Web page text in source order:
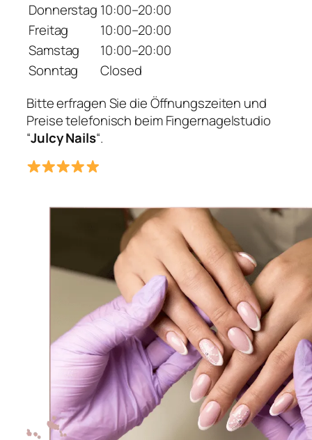
Donnerstag 10:00–20:00
Freitag
10:00–20:00
Samstag
10:00–20:00
Sonntag
Closed
Bitte erfragen Sie die Öffnungszeiten und
Preise telefonisch beim Fingernagelstudio
“Julcy Nails“.